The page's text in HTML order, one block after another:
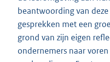
beantwoording van
gesprekken met een
grond van zijn eigen
ondernemers naar